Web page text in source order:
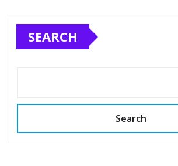
pagination
SEARCH
Search